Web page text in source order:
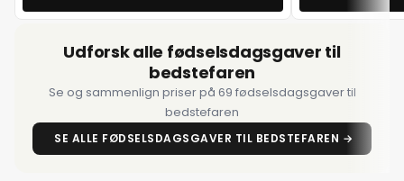
Udforsk alle fødselsdagsgaver til
bedstefaren
Se og sammenlign priser på 69 fødselsdagsgaver til
bedstefaren
SE ALLE FØDSELSDAGSGAVER TIL BEDSTEFAREN →